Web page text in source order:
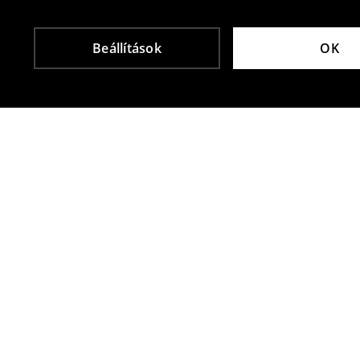
Beállítások OK